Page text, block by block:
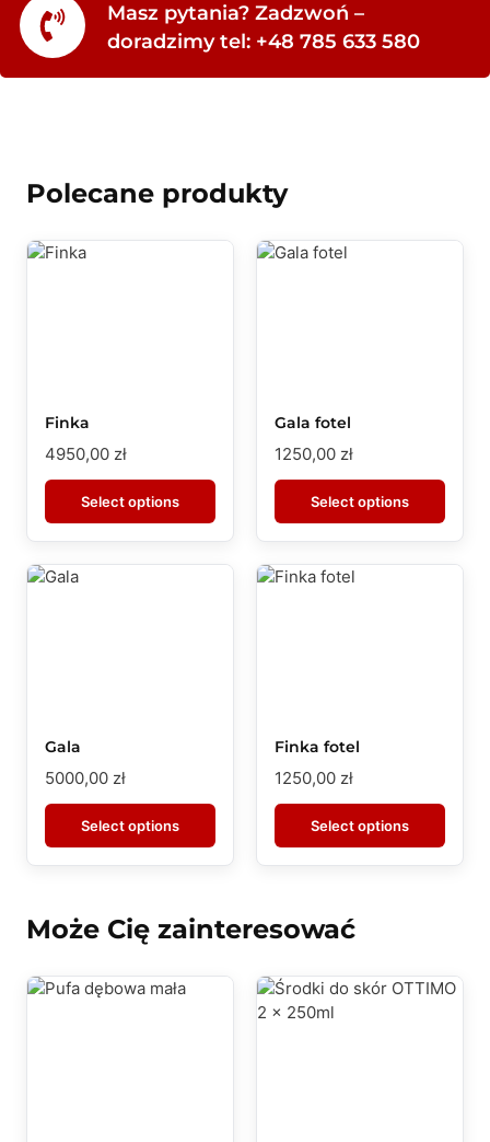
Masz pytania? Zadzwoń –
doradzimy tel: +48 785 633 580
Polecane produkty
Finka
4950,00 zł
Select options
Gala fotel
1250,00 zł
Select options
Gala
5000,00 zł
Select options
Finka fotel
1250,00 zł
Select options
Może Cię zainteresować